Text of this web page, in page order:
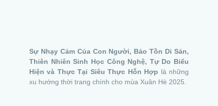
Sự Nhạy Cảm Của Con Người, Bảo Tồn Di Sản,
Thiên Nhiên Sinh Học Công Nghệ, Tự Do Biểu
Hiện và Thực Tại Siêu Thực Hỗn Hợp là những
xu hướng thời trang chính cho mùa Xuân Hè 2025.